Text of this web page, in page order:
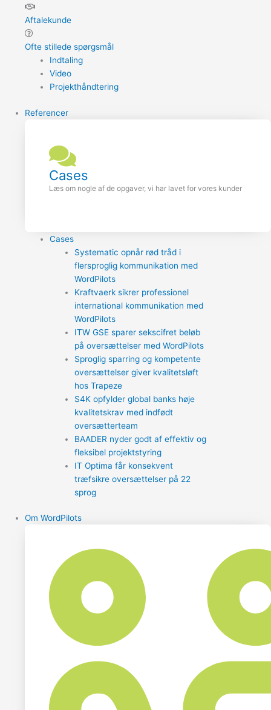
Aftalekunde
Ofte stillede spørgsmål
Indtaling
Video
Projekthåndtering
Referencer
Cases
Læs om nogle af de opgaver, vi har lavet for vores kunder
Cases
Systematic opnår rød tråd i
flersproglig kommunikation med
WordPilots
Kraftvaerk sikrer professionel
international kommunikation med
WordPilots
ITW GSE sparer sekscifret beløb
på oversættelser med WordPilots
Sproglig sparring og kompetente
oversættelser giver kvalitetsløft
hos Trapeze
S4K opfylder global banks høje
kvalitetskrav med indfødt
oversætterteam
BAADER nyder godt af effektiv og
fleksibel projektstyring
IT Optima får konsekvent
træfsikre oversættelser på 22
sprog
Om WordPilots